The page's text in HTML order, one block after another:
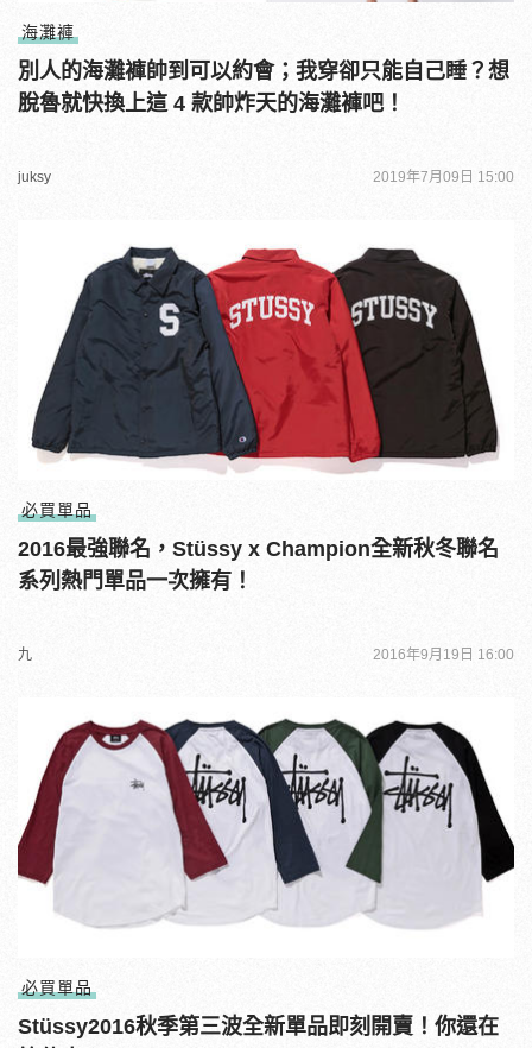
海灘褲
別人的海灘褲帥到可以約會；我穿卻只能自己睡？想
脫魯就快換上這 4 款帥炸天的海灘褲吧！
juksy 2019年7月09日 15:00
必買單品
2016最強聯名，Stüssy x Champion全新秋冬聯名
系列熱門單品一次擁有！
九 2016年9月19日 16:00
必買單品
Stüssy2016秋季第三波全新單品即刻開賣！你還在